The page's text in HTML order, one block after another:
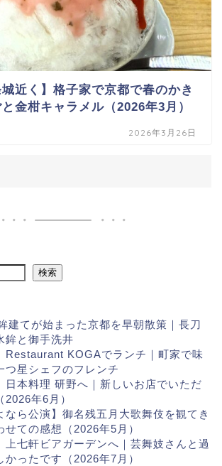
城近く】格子家で京都で春のかき
金柑キャラメル（2026年3月）
2026年3月26日
検索
建てが始まった京都を早朝散策｜長刀
鉾と御手洗井
Restaurant KOGAでランチ｜町家で味
つ星シェフのフレンチ
日本料理 研野へ｜新しいお店でいただ
2026年6月）
なら公演】御名残五月大歌舞伎を観てき
せての感想（2026年5月）
上七軒ビアガーデンへ｜芸舞妓さんと過
かったです（2026年7月）